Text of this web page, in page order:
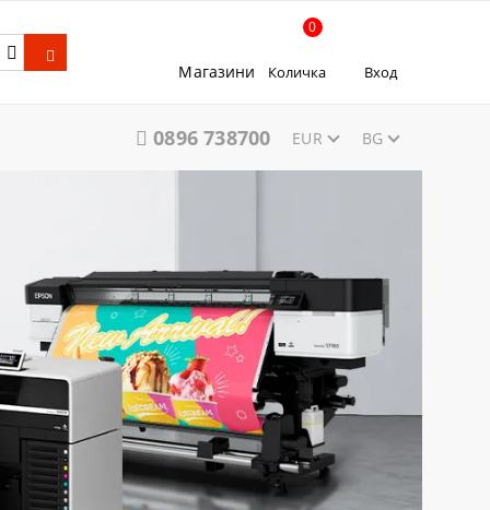
Магазини Количка
0
Вход
0896 738700 EUR BG